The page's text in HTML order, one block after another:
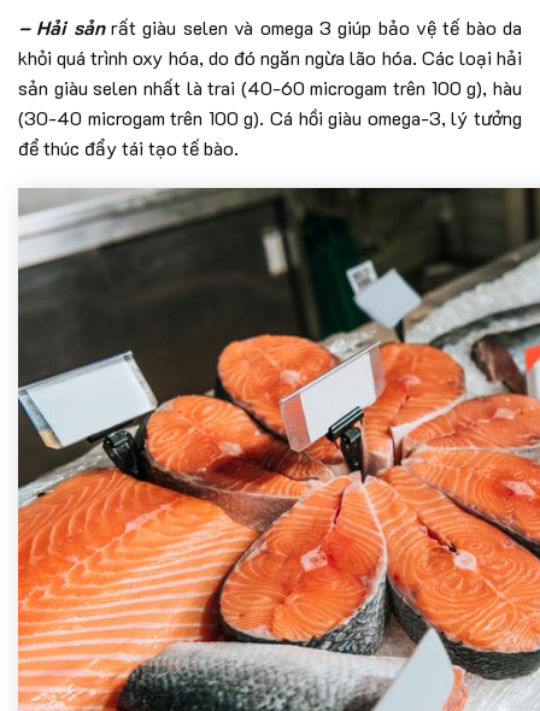
– Hải sảnrất giàu selen và omega 3 giúp bảo vệ tế bào da
khỏi quá trình oxy hóa, do đó ngăn ngừa lão hóa. Các loại hải
sản giàu selen nhất là trai (40-60 microgam trên 100 g), hàu
(30-40 microgam trên 100 g). Cá hồi giàu omega-3, lý tưởng
để thúc đẩy tái tạo tế bào.